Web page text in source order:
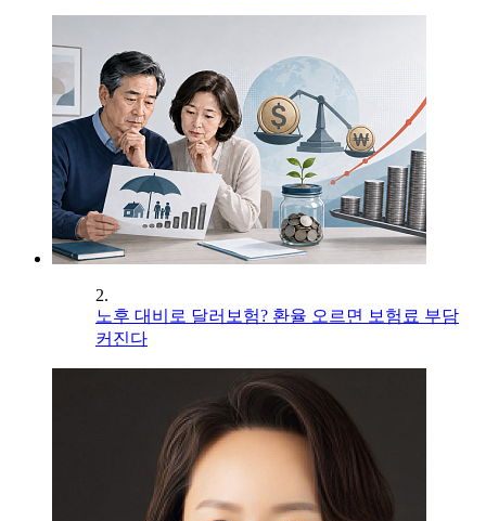
2.
노후 대비로 달러보험? 환율 오르면 보험료 부담
커진다